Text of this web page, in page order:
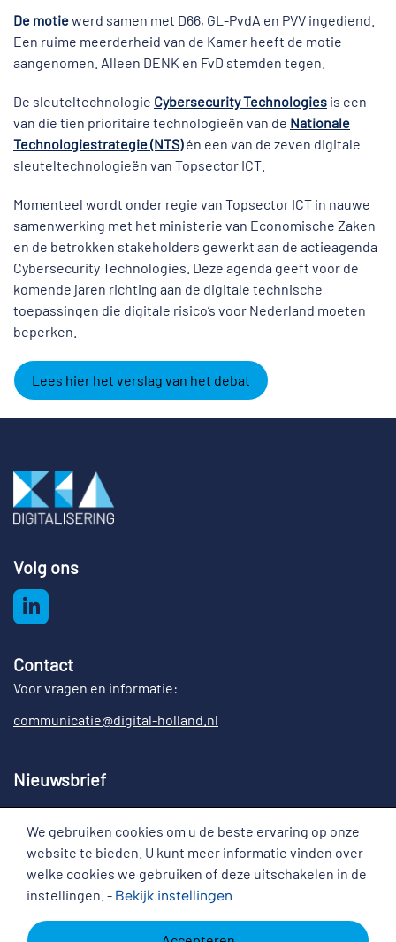
Cookies
We gebruiken cookies om u de beste ervaring op onze
website te bieden. U kunt meer informatie vinden over
welke cookies we gebruiken of deze uitschakelen in de
instellingen. - Bekijk instellingen
De motiewerd samen met D66, GL-PvdA en PVV ingediend.
Een ruime meerderheid van de Kamer heeft de motie
aangenomen. Alleen DENK en FvD stemden tegen.
De sleuteltechnologie Cybersecurity Technologies is een
van die tien prioritaire technologieën van de Nationale
Technologiestrategie (NTS)én een van de zeven digitale
sleuteltechnologieën van Topsector ICT.
Momenteel wordt onder regie van Topsector ICT in nauwe
samenwerking met het ministerie van Economische Zaken
en de betrokken stakeholders gewerkt aan de actieagenda
Cybersecurity Technologies. Deze agenda geeft voor de
komende jaren richting aan de digitale technische
toepassingen die digitale risico’s voor Nederland moeten
beperken.
Lees hier het verslag van het debat
Volg ons
Contact
Voor vragen en informatie:
communicatie@digital-holland.nl
Nieuwsbrief
Meld u aan voor de nieuwsbrief Digital Holland
Disclaimer Cookies